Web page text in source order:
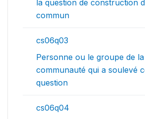
la question de construction
commun
cs06q03
Personne ou le groupe de la
communauté qui a soulevé
question
cs06q04